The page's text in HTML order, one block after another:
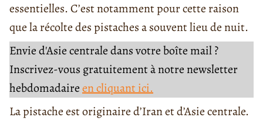
essentielles. C’est notamment pour cette raison
que la récolte des pistaches a souvent lieu de nuit.
Envie d'Asie centrale dans votre boîte mail ?
Inscrivez-vous gratuitement à notre newsletter
hebdomadaireen cliquant ici.
La pistache est originaire d’Iran et d’Asie centrale.